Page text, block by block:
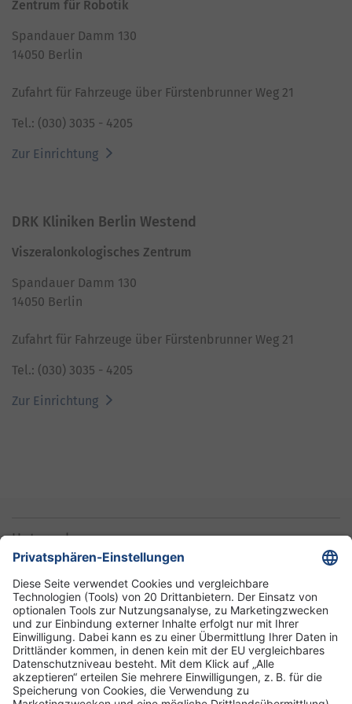
Zentrum für Robotik
Spandauer Damm 130
14050 Berlin
Zufahrt für Fahrzeuge über Fürstenbrunner Weg 21
Tel.: (030) 3035 - 4205
Zur Einrichtung
DRK Kliniken Berlin Westend
Viszeralonkologisches Zentrum
Spandauer Damm 130
14050 Berlin
Zufahrt für Fahrzeuge über Fürstenbrunner Weg 21
Tel.: (030) 3035 - 4205
Zur Einrichtung
Unternehmen
Informationen
Standorte
DRK-Schwesternschaft Berlin